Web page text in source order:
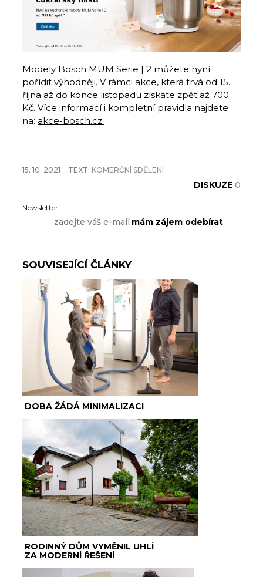
Modely Bosch MUM Serie | 2 můžete nyní
pořídit výhodněji. V rámci akce, která trvá od 15.
října až do konce listopadu získáte zpět až 700
Kč. Více informací i kompletní pravidla najdete
na: akce-bosch.cz.
15. 10. 2021 TEXT: KOMERČNÍ SDĚLENÍ
DISKUZE 0
Newsletter
SOUVISEJÍCÍ ČLÁNKY
DOBA ŽÁDÁ MINIMALIZACI
RODINNÝ DŮM VYMĚNIL UHLÍ
ZA MODERNÍ ŘEŠENÍ